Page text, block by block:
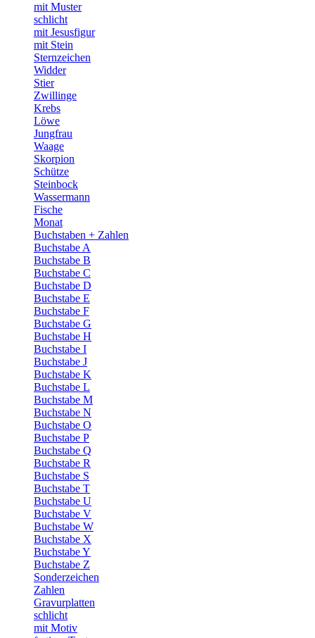
mit Muster
schlicht
mit Jesusfigur
mit Stein
Sternzeichen
Widder
Stier
Zwillinge
Krebs
Löwe
Jungfrau
Waage
Skorpion
Schütze
Steinbock
Wassermann
Fische
Monat
Buchstaben + Zahlen
Buchstabe A
Buchstabe B
Buchstabe C
Buchstabe D
Buchstabe E
Buchstabe F
Buchstabe G
Buchstabe H
Buchstabe I
Buchstabe J
Buchstabe K
Buchstabe L
Buchstabe M
Buchstabe N
Buchstabe O
Buchstabe P
Buchstabe Q
Buchstabe R
Buchstabe S
Buchstabe T
Buchstabe U
Buchstabe V
Buchstabe W
Buchstabe X
Buchstabe Y
Buchstabe Z
Sonderzeichen
Zahlen
Gravurplatten
schlicht
mit Motiv